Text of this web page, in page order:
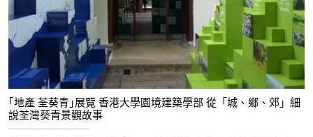
｢地產 荃葵青｣展覽 香港大學園境建築學部 從「城、鄉、郊」細
說荃灣葵青景觀故事